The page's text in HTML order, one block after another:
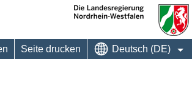
Seite drucken Deutsch (DE)